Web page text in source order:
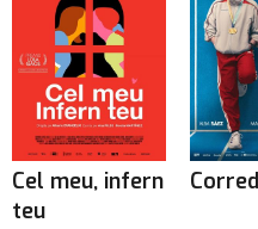
Cel meu, infern
teu